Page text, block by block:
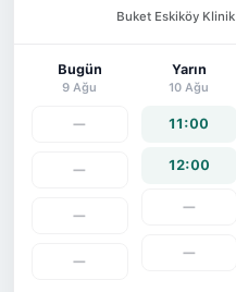
Buket Eskiköy Klinik
Bugün
9 Ağu
—
—
—
—
Yarın
10 Ağu
11:00
12:00
—
—